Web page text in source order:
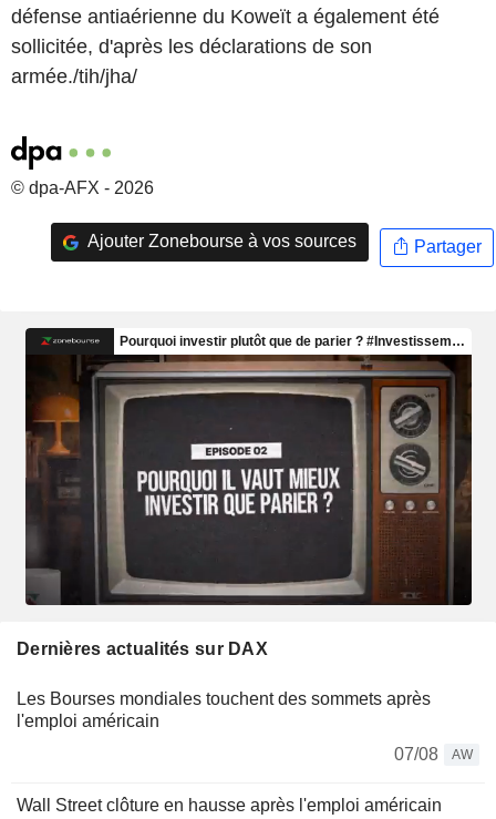
défense antiaérienne du Koweït a également été
sollicitée, d'après les déclarations de son
armée./tih/jha/
© dpa-AFX - 2026
Ajouter Zonebourse à vos sources Partager
Dernières actualités sur DAX
Les Bourses mondiales touchent des sommets après
l'emploi américain
07/08
AW
Wall Street clôture en hausse après l'emploi américain